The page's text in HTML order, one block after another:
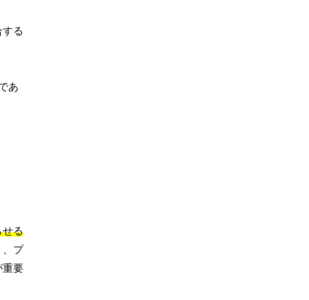
る
あ
せる
、プ
重要